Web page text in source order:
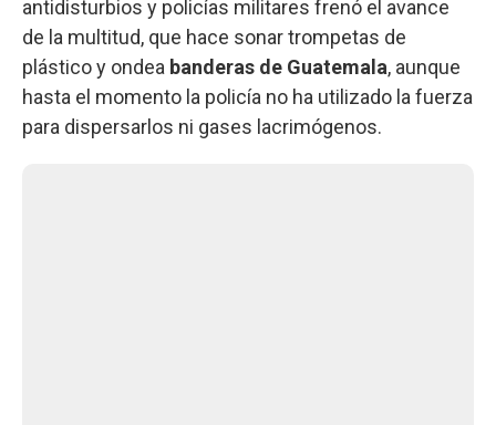
antidisturbios y policías militares frenó el avance
de la multitud, que hace sonar trompetas de
plástico y ondea banderas de Guatemala, aunque
hasta el momento la policía no ha utilizado la fuerza
para dispersarlos ni gases lacrimógenos.